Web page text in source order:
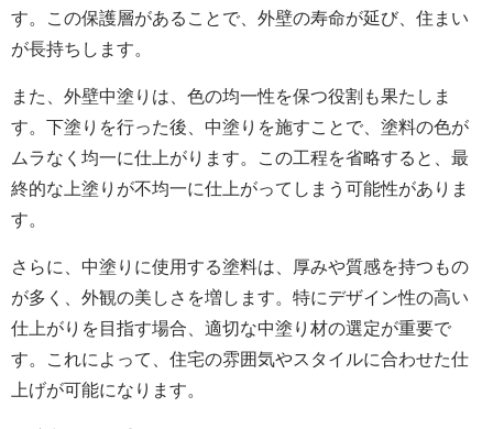
す。この保護層があることで、外壁の寿命が延び、住まい
が長持ちします。
また、外壁中塗りは、色の均一性を保つ役割も果たしま
す。下塗りを行った後、中塗りを施すことで、塗料の色が
ムラなく均一に仕上がります。この工程を省略すると、最
終的な上塗りが不均一に仕上がってしまう可能性がありま
す。
さらに、中塗りに使用する塗料は、厚みや質感を持つもの
が多く、外観の美しさを増します。特にデザイン性の高い
仕上がりを目指す場合、適切な中塗り材の選定が重要で
す。これによって、住宅の雰囲気やスタイルに合わせた仕
上げが可能になります。